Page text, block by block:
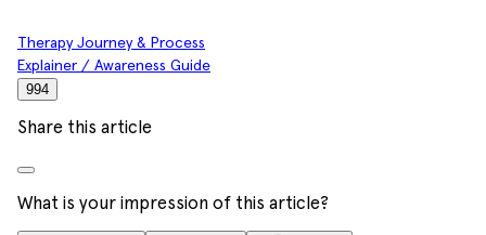
Therapy Journey & Process
Explainer / Awareness Guide
994
Share this article
What is your impression of this article?